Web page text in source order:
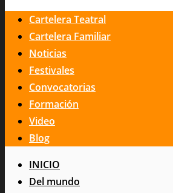
Cartelera Teatral
Cartelera Familiar
Noticias
Festivales
Convocatorias
Formación
Video
Blog
INICIO
Del mundo